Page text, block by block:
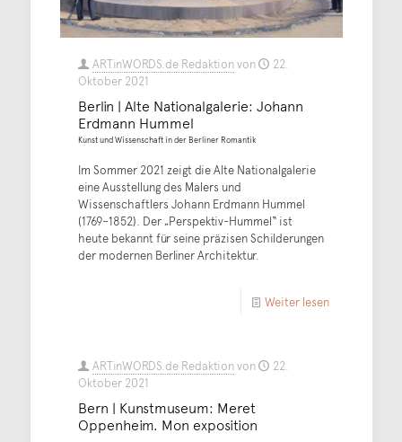
ARTinWORDS.de Redaktionvon
22.
Oktober 2021
Berlin | Alte Nationalgalerie: Johann
Erdmann Hummel
Kunst und Wissenschaft in der Berliner Romantik
Im Sommer 2021 zeigt die Alte Nationalgalerie
eine Ausstellung des Malers und
Wissenschaftlers Johann Erdmann Hummel
(1769–1852). Der „Perspektiv-Hummel“ ist
heute bekannt für seine präzisen Schilderungen
der modernen Berliner Architektur.
Weiter lesen
ARTinWORDS.de Redaktionvon
22.
Oktober 2021
Bern | Kunstmuseum: Meret
Oppenheim. Mon exposition